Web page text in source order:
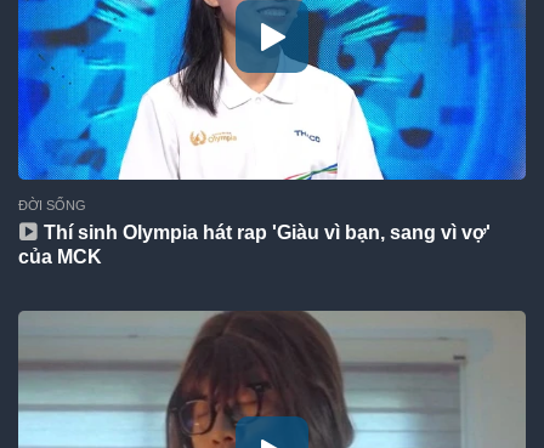
ĐỜI SỐNG
Thí sinh Olympia hát rap 'Giàu vì bạn, sang vì vợ'
của MCK